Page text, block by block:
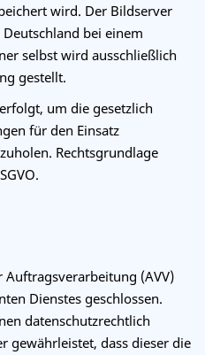
wird. Der Bildserver
bei einem
selbst wird ausschließlich
gestellt.
um die gesetzlich
für den Einsatz
Rechtsgrundlage
(AVV)
Dienstes geschlossen.
datenschutzrechtlich
gewährleistet, dass dieser die